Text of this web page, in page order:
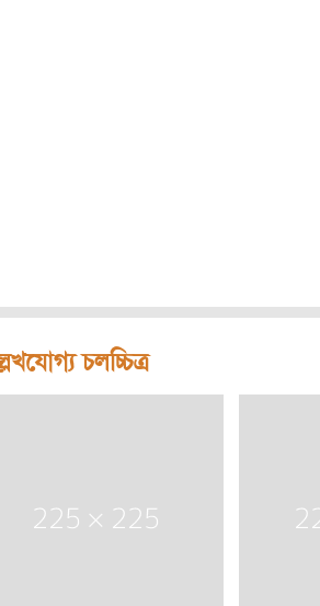
চলচ্চিত্র